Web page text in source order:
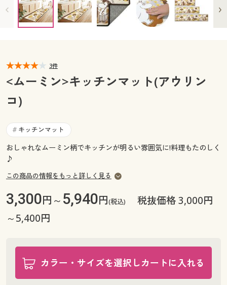
カタログ無料プレゼント
マイページ
閲覧履歴
お気に入り
サポート
ご利用ガイド
よくある質問とお問い合わせ
会員メニュー
閲覧履歴
ご利用ガイド
よくある質問とお問い合わせ
3件
<ムーミン>キッチンマット(アウリン
コ)
# キッチンマット
おしゃれなムーミン柄でキッチンが明るい雰囲気に!料理もたのしく
♪
この商品の情報をもっと詳しく見る
3,300円～ 5,940円(税込)
税抜価格 3,000円
～5,400円
カラー・サイズを選択しカートに入れる